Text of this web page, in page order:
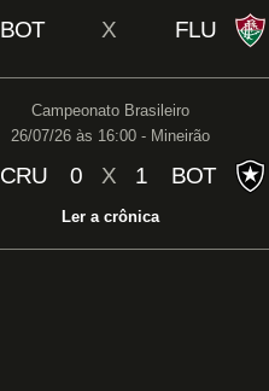
BOT X FLU
Campeonato Brasileiro
26/07/26 às 16:00 - Mineirão
CRU 0 X 1 BOT
Ler a crônica